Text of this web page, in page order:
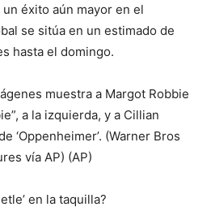
éxito aún mayor en el
se sitúa en un estimado de
hasta el domingo.
muestra a Margot Robbie
a la izquierda, y a Cillian
‘Oppenheimer’. (Warner Bros
vía AP) (AP)
en la taquilla?